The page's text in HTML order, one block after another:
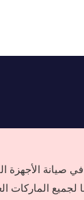
الأجهزة
لجميع الماركات